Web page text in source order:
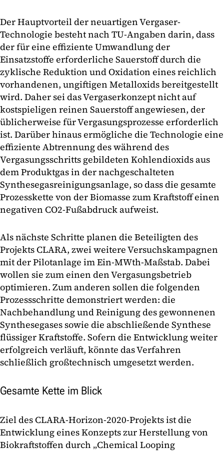
Der Hauptvorteil der neuartigen Vergaser-
Technologie besteht nach TU-Angaben darin, dass
der für eine effiziente Umwandlung der
Einsatzstoffe erforderliche Sauerstoff durch die
zyklische Reduktion und Oxidation eines reichlich
vorhandenen, ungiftigen Metalloxids bereitgestellt
wird. Daher sei das Vergaserkonzept nicht auf
kostspieligen reinen Sauerstoff angewiesen, der
üblicherweise für Vergasungsprozesse erforderlich
ist. Darüber hinaus ermögliche die Technologie eine
effiziente Abtrennung des während des
Vergasungsschritts gebildeten Kohlendioxids aus
dem Produktgas in der nachgeschalteten
Synthesegasreinigungsanlage, so dass die gesamte
Prozesskette von der Biomasse zum Kraftstoff einen
negativen CO2-Fußabdruck aufweist.
Als nächste Schritte planen die Beteiligten des
Projekts CLARA, zwei weitere Versuchskampagnen
mit der Pilotanlage im Ein-MWth-Maßstab. Dabei
wollen sie zum einen den Vergasungsbetrieb
optimieren. Zum anderen sollen die folgenden
Prozessschritte demonstriert werden: die
Nachbehandlung und Reinigung des gewonnenen
Synthesegases sowie die abschließende Synthese
flüssiger Kraftstoffe. Sofern die Entwicklung weiter
erfolgreich verläuft, könnte das Verfahren
schließlich großtechnisch umgesetzt werden.
Gesamte Kette im Blick
Ziel des CLARA-Horizon-2020-Projekts ist die
Entwicklung eines Konzepts zur Herstellung von
Biokraftstoffen durch „Chemical Looping